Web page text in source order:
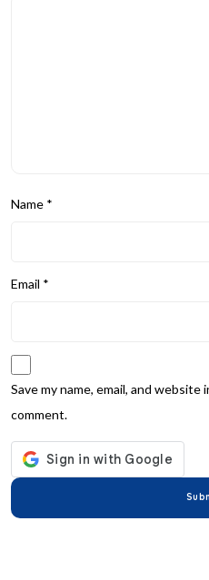
Name *
Email *
Save my name, email, and
comment.